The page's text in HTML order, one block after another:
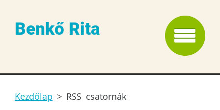
Benkő Rita
Kezdőlap > RSS csatornák